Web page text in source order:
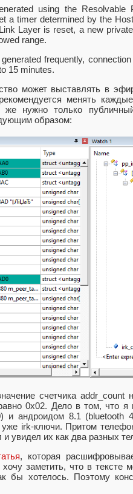
using the Resolvable
a timer determined by the
Layer is reset, a new
range.
frequently,
15 minutes.
может выставлять в
менять
же нужно только
образом:
счетчика
0x02. Дело в том, что я
и андроидом 8.1 (bluetooth
уже irk-ключи. Притом
увидел их как два разных
, которая
заметить, что в тексте
бы хотелось. Поэтому